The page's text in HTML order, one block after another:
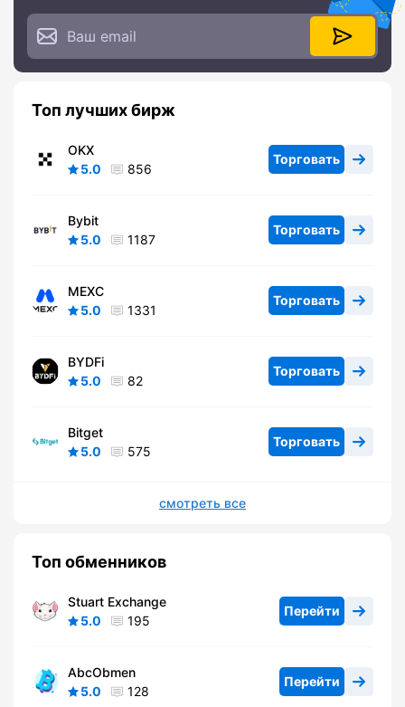
Топ лучших бирж
OKX
5.0
856
Торговать
Bybit
5.0
1187
Торговать
MEXC
5.0
1331
Торговать
BYDFi
5.0
82
Торговать
Bitget
5.0
575
Торговать
смотреть все
Топ обменников
Stuart Exchange
5.0
195
Перейти
AbcObmen
5.0
128
Перейти